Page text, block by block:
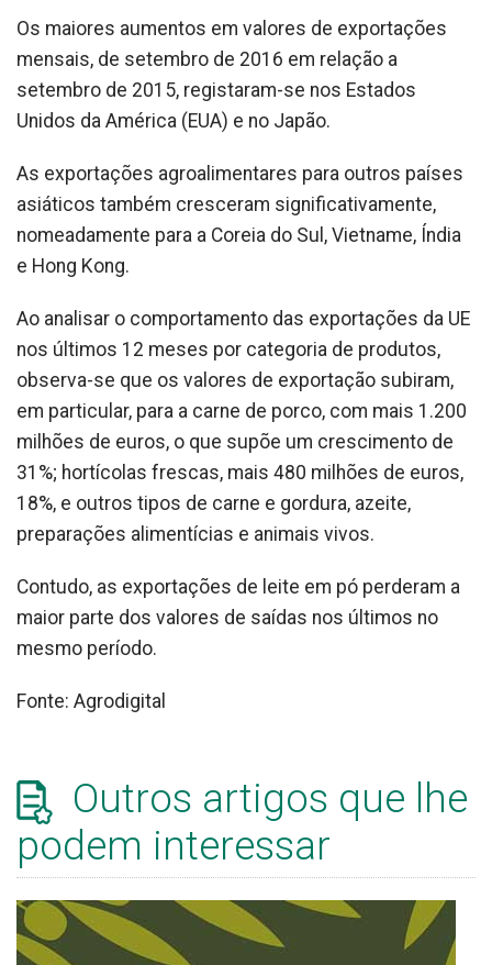
Os maiores aumentos em valores de exportações
mensais, de setembro de 2016 em relação a
setembro de 2015, registaram-se nos Estados
Unidos da América (EUA) e no Japão.
As exportações agroalimentares para outros países
asiáticos também cresceram significativamente,
nomeadamente para a Coreia do Sul, Vietname, Índia
e Hong Kong.
Ao analisar o comportamento das exportações da UE
nos últimos 12 meses por categoria de produtos,
observa-se que os valores de exportação subiram,
em particular, para a carne de porco, com mais 1.200
milhões de euros, o que supõe um crescimento de
31%; hortícolas frescas, mais 480 milhões de euros,
18%, e outros tipos de carne e gordura, azeite,
preparações alimentícias e animais vivos.
Contudo, as exportações de leite em pó perderam a
maior parte dos valores de saídas nos últimos no
mesmo período.
Fonte: Agrodigital
Outros artigos que lhe
podem interessar